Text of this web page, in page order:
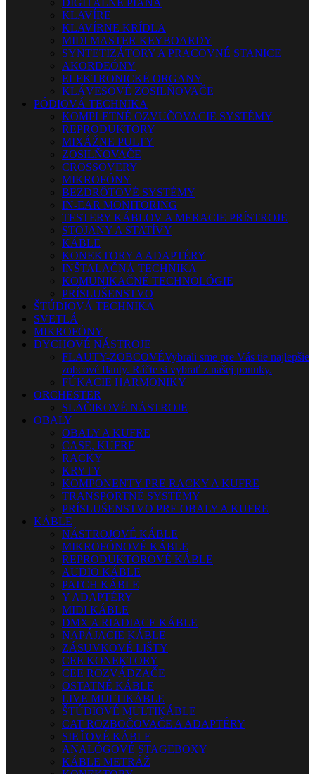
DIGITÁLNE PIÁNA
KLAVÍRE
KLAVÍRNE KRÍDLA
MIDI MASTER KEYBOARDY
SYNTETIZÁTORY A PRACOVNÉ STANICE
AKORDEÓNY
ELEKTRONICKÉ ORGANY
KLÁVESOVÉ ZOSILŇOVAČE
PÓDIOVÁ TECHNIKA
KOMPLETNÉ OZVUČOVACIE SYSTÉMY
REPRODUKTORY
MIXÁŽNE PULTY
ZOSILŇOVAČE
CROSSOVERY
MIKROFÓNY
BEZDRÔTOVÉ SYSTÉMY
IN-EAR MONITORING
TESTERY KÁBLOV A MERACIE PRÍSTROJE
STOJANY A STATÍVY
KÁBLE
KONEKTORY A ADAPTÉRY
INŠTALAČNÁ TECHNIKA
KOMUNIKAČNÉ TECHNOLÓGIE
PRÍSLUŠENSTVO
ŠTÚDIOVÁ TECHNIKA
SVETLÁ
MIKROFÓNY
DYCHOVÉ NÁSTROJE
FLAUTY-ZOBCOVÉVybrali sme pre Vás tie najlepšie
zobcové flauty. Ráčte si vybrať z našej ponuky.
FÚKACIE HARMONIKY
ORCHESTER
SLÁČIKOVÉ NÁSTROJE
OBALY
OBALY A KUFRE
CASE, KUFRE
RACKY
KRYTY
KOMPONENTY PRE RACKY A KUFRE
TRANSPORTNÉ SYSTÉMY
PRÍSLUŠENSTVO PRE OBALY A KUFRE
KÁBLE
NÁSTROJOVÉ KÁBLE
MIKROFÓNOVÉ KÁBLE
REPRODUKTOROVÉ KÁBLE
AUDIO KÁBLE
PATCH KÁBLE
Y ADAPTÉRY
MIDI KÁBLE
DMX A RIADIACE KÁBLE
NAPÁJACIE KÁBLE
ZÁSUVKOVÉ LIŠTY
CEE KONEKTORY
CEE ROZVÁDZAČE
OSTATNÉ KÁBLE
LIVE MULTIKÁBLE
ŠTÚDIOVÉ MULTIKÁBLE
CAT ROZBOČOVAČE A ADAPTÉRY
SIEŤOVÉ KÁBLE
ANALÓGOVÉ STAGEBOXY
KÁBLE METRÁŽ